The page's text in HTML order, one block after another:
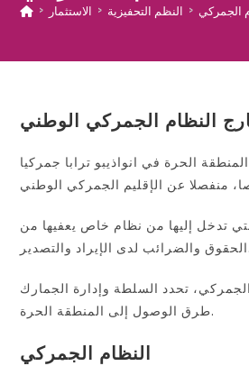
> الاستثمار > النظم التحفيزية > الجمركي
النظام الجمركي الوطني
الحرة في انواذيبو ترابا جمركيا
تدخل إليها من نظام خاص يعفيها من
تحدد السلطة وإدارة الجمارك
طرق الوصول إلى المنطقة الحرة.
النظام الجمركي